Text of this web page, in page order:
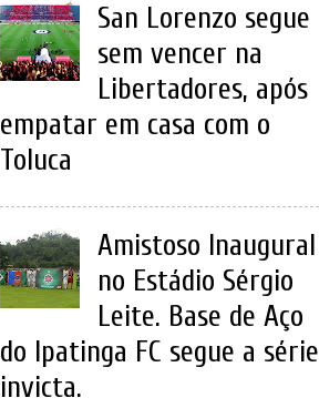
San Lorenzo segue
sem vencer na
Libertadores, após
empatar em casa com o
Toluca
Amistoso Inaugural
no Estádio Sérgio
Leite. Base de Aço
do Ipatinga FC segue a série
invicta.